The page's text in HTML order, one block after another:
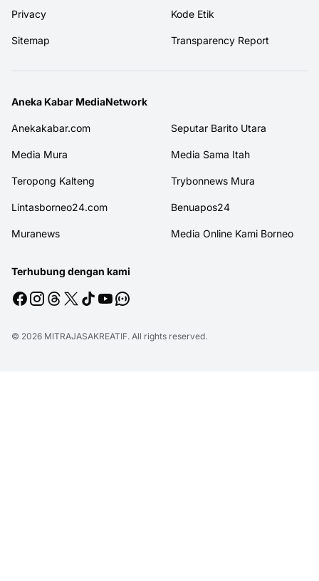
Privacy Kode Etik
Sitemap Transparency Report
Aneka Kabar MediaNetwork
Anekakabar.com Seputar Barito Utara
Media Mura Media Sama Itah
Teropong Kalteng Trybonnews Mura
Lintasborneo24.com Benuapos24
Muranews Media Online Kami Borneo
Terhubung dengan kami
© 2026 MITRAJASAKREATIF. All rights reserved.